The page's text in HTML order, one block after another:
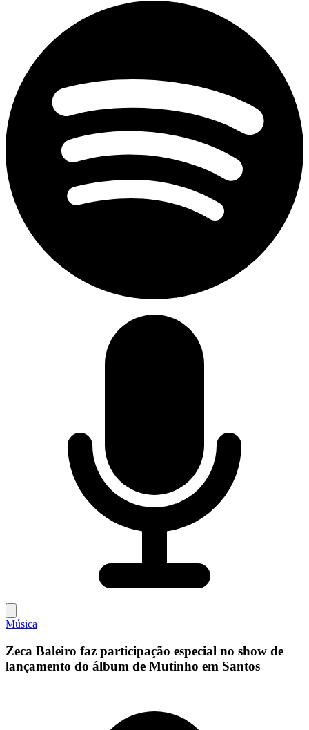
Música
Zeca Baleiro faz participação especial no show de
lançamento do álbum de Mutinho em Santos